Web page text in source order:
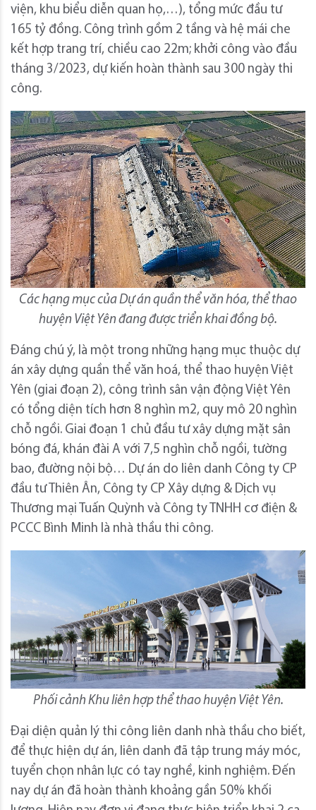
viện, khu biểu diễn quan họ,…), tổng mức đầu tư
165 tỷ đồng. Công trình gồm 2 tầng và hệ mái che
kết hợp trang trí, chiều cao 22m; khởi công vào đầu
tháng 3/2023, dự kiến hoàn thành sau 300 ngày thi
công.
Các hạng mục của Dự án quần thể văn hóa, thể thao
huyện Việt Yên đang được triển khai đồng bộ.
Đáng chú ý, là một trong những hạng mục thuộc dự
án xây dựng quần thể văn hoá, thể thao huyện Việt
Yên (giai đoạn 2), công trình sân vận động Việt Yên
có tổng diện tích hơn 8 nghìn m2, quy mô 20 nghìn
chỗ ngồi. Giai đoạn 1 chủ đầu tư xây dựng mặt sân
bóng đá, khán đài A với 7,5 nghìn chỗ ngồi, tường
bao, đường nội bộ… Dự án do liên danh Công ty CP
đầu tư Thiên Ân, Công ty CP Xây dựng & Dịch vụ
Thương mại Tuấn Quỳnh và Công ty TNHH cơ điện &
PCCC Bình Minh là nhà thầu thi công.
Phối cảnh Khu liên hợp thể thao huyện Việt Yên.
Đại diện quản lý thi công liên danh nhà thầu cho biết,
để thực hiện dự án, liên danh đã tập trung máy móc,
tuyển chọn nhân lực có tay nghề, kinh nghiệm. Đến
nay dự án đã hoàn thành khoảng gần 50% khối